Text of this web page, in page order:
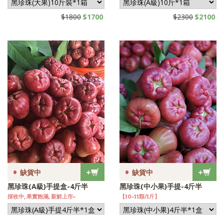
$1800 $1700 $2300 $2100
+
• 缺貨中
黑珍珠(A級)手提盒-4斤半
採收中, 果實飽滿, 新鮮上市~
+
• 缺貨中
黑珍珠(中小果)手提-4斤半
【10~11顆/1斤】